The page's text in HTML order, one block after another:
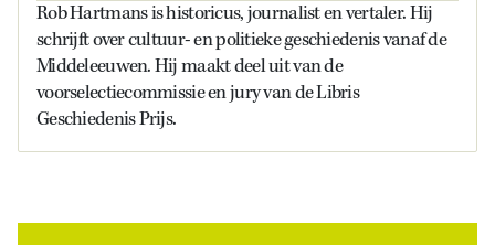
Rob Hartmans is historicus, journalist en vertaler. Hij
schrijft over cultuur- en politieke geschiedenis vanaf de
Middeleeuwen. Hij maakt deel uit van de
voorselectiecommissie en jury van de Libris
Geschiedenis Prijs.